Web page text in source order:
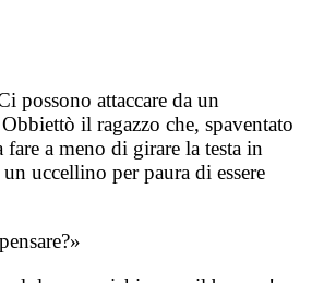
possono attaccare da un
il ragazzo che, spaventato
fare a meno di girare la testa in
uccellino per paura di essere